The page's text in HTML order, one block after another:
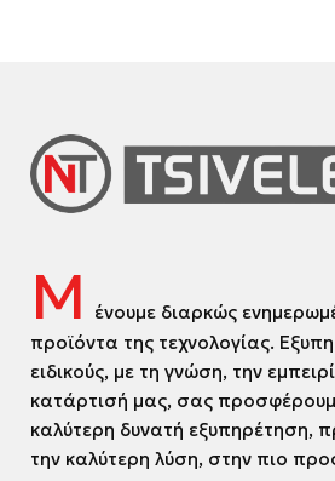
Μ
ένουμε διαρκώς
προϊόντα της τεχνολογίας.
ειδικούς, με τη γνώση, την
κατάρτισή μας, σας
καλύτερη δυνατή εξυπηρέτηση,
την καλύτερη λύση, στην πιο